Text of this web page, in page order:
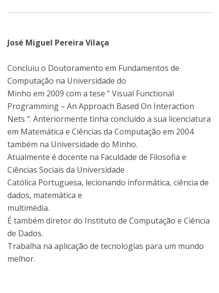
José Miguel Pereira Vilaça
Concluiu o Doutoramento em Fundamentos de
Computação na Universidade do
Minho em 2009 com a tese " Visual Functional
Programming – An Approach Based On Interaction
Nets ". Anteriormente tinha concluído a sua licenciatura
em Matemática e Ciências da Computação em 2004
também na Universidade do Minho.
Atualmente é docente na Faculdade de Filosofia e
Ciências Sociais da Universidade
Católica Portuguesa, lecionando informática, ciência de
dados, matemática e
multimédia.
É também diretor do Instituto de Computação e Ciência
de Dados.
Trabalha na aplicação de tecnologias para um mundo
melhor.